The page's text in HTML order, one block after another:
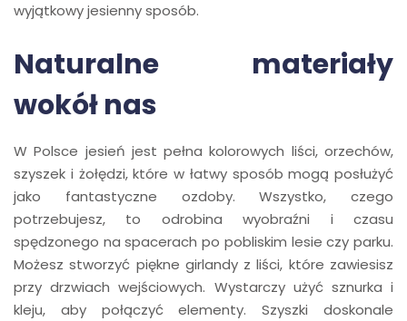
wyjątkowy jesienny sposób.
Naturalne materiały
wokół nas
W Polsce jesień jest pełna kolorowych liści, orzechów,
szyszek i żołędzi, które w łatwy sposób mogą posłużyć
jako fantastyczne ozdoby. Wszystko, czego
potrzebujesz, to odrobina wyobraźni i czasu
spędzonego na spacerach po pobliskim lesie czy parku.
Możesz stworzyć piękne girlandy z liści, które zawiesisz
przy drzwiach wejściowych. Wystarczy użyć sznurka i
kleju, aby połączyć elementy. Szyszki doskonale